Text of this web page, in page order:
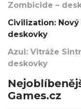
Zombicide –
Civilization:
deskovky
Azul: Vitráže
deskovky
Games.cz